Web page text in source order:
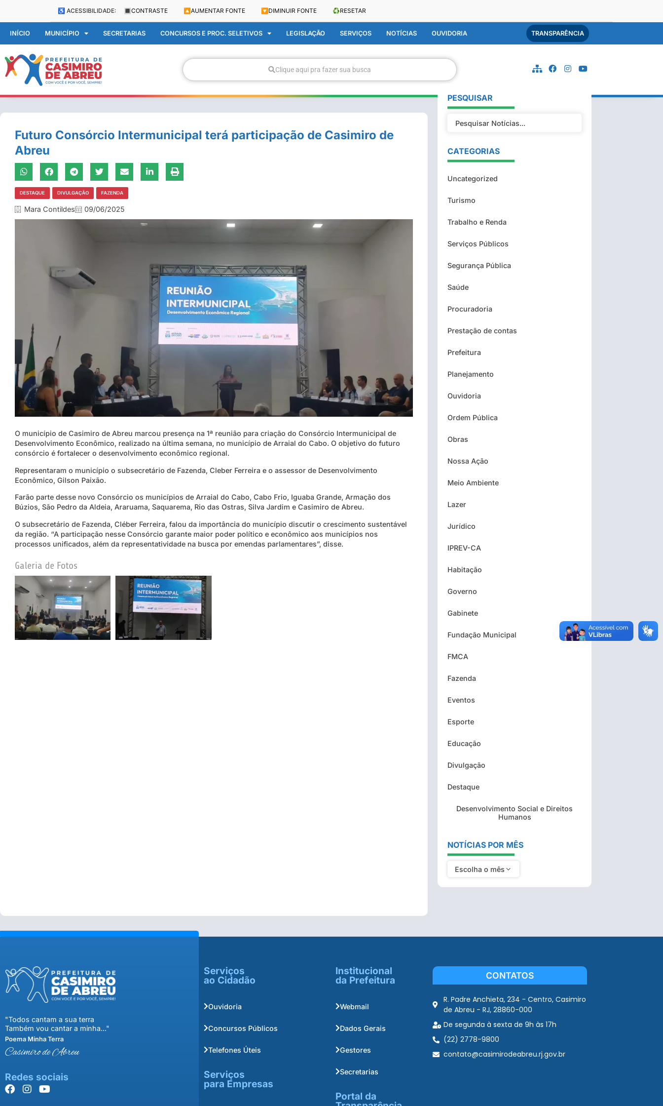
♿ ACESSIBILIDADE: 🔳 CONTRASTE 🔼 AUMENTAR FONTE 🔽 DIMINUIR FONTE ♻️RESETAR
INÍCIO MUNICÍPIO SECRETARIAS CONCURSOS E PROC. SELETIVOS LEGISLAÇÃO SERVIÇOS NOTÍCIAS OUVIDORIA TRANSPARÊNCIA
Clique aqui pra fazer sua busca
Futuro Consórcio Intermunicipal terá participação de Casimiro de
Abreu
DESTAQUE DIVULGAÇÃO FAZENDA
Mara Contildes 09/06/2025
O município de Casimiro de Abreu marcou presença na 1ª reunião para criação do Consórcio Intermunicipal de
Desenvolvimento Econômico, realizado na última semana, no município de Arraial do Cabo. O objetivo do futuro
consórcio é fortalecer o desenvolvimento econômico regional.
Representaram o município o subsecretário de Fazenda, Cleber Ferreira e o assessor de Desenvolvimento
Econômico, Gilson Paixão.
Farão parte desse novo Consórcio os municípios de Arraial do Cabo, Cabo Frio, Iguaba Grande, Armação dos
Búzios, São Pedro da Aldeia, Araruama, Saquarema, Rio das Ostras, Silva Jardim e Casimiro de Abreu.
O subsecretário de Fazenda, Cléber Ferreira, falou da importância do município discutir o crescimento sustentável
da região. “A participação nesse Consórcio garante maior poder político e econômico aos municípios nos
processos unificados, além da representatividade na busca por emendas parlamentares”, disse.
Galeria de Fotos
PESQUISAR
CATEGORIAS
Uncategorized
Turismo
Trabalho e Renda
Serviços Públicos
Segurança Pública
Saúde
Procuradoria
Prestação de contas
Prefeitura
Planejamento
Ouvidoria
Ordem Pública
Obras
Nossa Ação
Meio Ambiente
Lazer
Jurídico
IPREV-CA
Habitação
Governo
Gabinete
Fundação Municipal
FMCA
Fazenda
Eventos
Esporte
Educação
Divulgação
Destaque
Desenvolvimento Social e Direitos
Humanos
NOTÍCIAS POR MÊS
Escolha o mês
"Todos cantam a sua terra
Também vou cantar a minha..."
Poema Minha Terra
Casimiro de Abreu
Redes sociais
Serviços
ao Cidadão
Ouvidoria
Concursos Públicos
Telefones Úteis
Serviços
para Empresas
Institucional
da Prefeitura
Webmail
Dados Gerais
Gestores
Secretarias
Portal da
CONTATOS
R. Padre Anchieta, 234 - Centro, Casimiro
de Abreu - RJ, 28860-000
De segunda à sexta de 9h às 17h
(22) 2778-9800
contato@casimirodeabreu.rj.gov.br